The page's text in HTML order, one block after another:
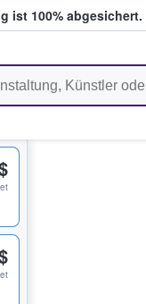
ist 100% abgesichert.